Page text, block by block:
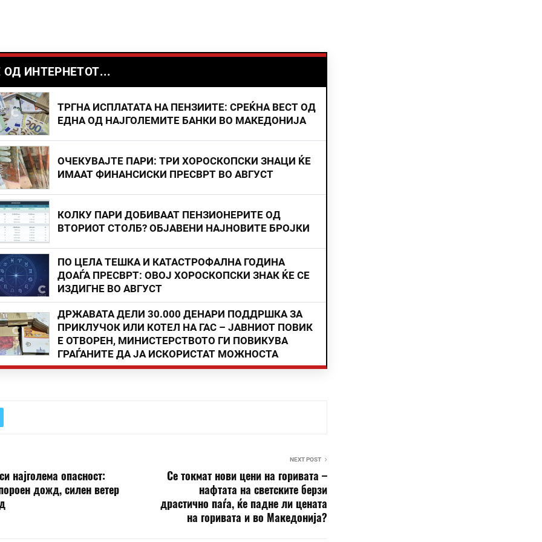
ОД ИНТЕРНЕТОТ...
ТРГНА ИСПЛАТАТА НА ПЕНЗИИТЕ: СРЕЌНА ВЕСТ ОД
ЕДНА ОД НАЈГОЛЕМИТЕ БАНКИ ВО МАКЕДОНИЈА
ОЧЕКУВАЈТЕ ПАРИ: ТРИ ХОРОСКОПСКИ ЗНАЦИ ЌЕ
ИМААТ ФИНАНСИСКИ ПРЕСВРТ ВО АВГУСТ
КОЛКУ ПАРИ ДОБИВААТ ПЕНЗИОНЕРИТЕ ОД
ВТОРИОТ СТОЛБ? ОБЈАВЕНИ НАЈНОВИТЕ БРОЈКИ
ПО ЦЕЛА ТЕШКА И КАТАСТРОФАЛНА ГОДИНА
ДОАЃА ПРЕСВРТ: ОВОЈ ХОРОСКОПСКИ ЗНАК ЌЕ СЕ
ИЗДИГНЕ ВО АВГУСТ
ДРЖАВАТА ДЕЛИ 30.000 ДЕНАРИ ПОДДРШКА ЗА
ПРИКЛУЧОК ИЛИ КОТЕЛ НА ГАС – ЈАВНИОТ ПОВИК
Е ОТВОРЕН, МИНИСТЕРСТВОТО ГИ ПОВИКУВА
ГРАЃАНИТЕ ДА ЈА ИСКОРИСТАТ МОЖНОСТА
најголема опасност:
дожд, силен ветер
NEXT POST
Се токмат нови цени на горивата –
нафтата на светските берзи
драстично паѓа, ќе падне ли цената
на горивата и во Македонија?